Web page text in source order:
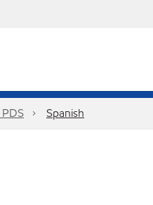
Spanish